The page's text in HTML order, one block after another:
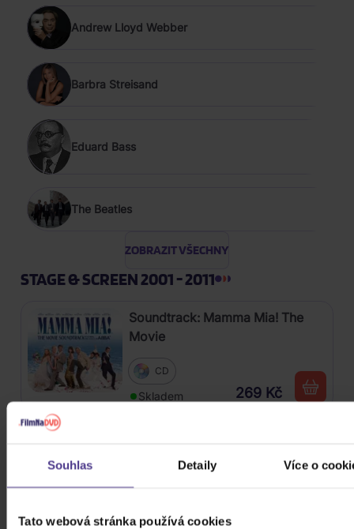
Souhlas Detaily Více o
Tato webová stránka používá cookies
Andrew Lloyd Webber
Barbra Streisand
Eduard Bass
The Beatles
ZOBRAZIT VŠECHNY
STAGE & SCREEN 2001 - 2011
Soundtrack: Mamma Mia! The
Movie
CD
Skladem 269 Kč
Collection
Skladem